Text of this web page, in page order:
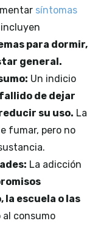
síntomas
para dormir,
general.
Un indicio
de dejar
su uso. La
fumar, pero no
La adicción
escuela o las
al consumo